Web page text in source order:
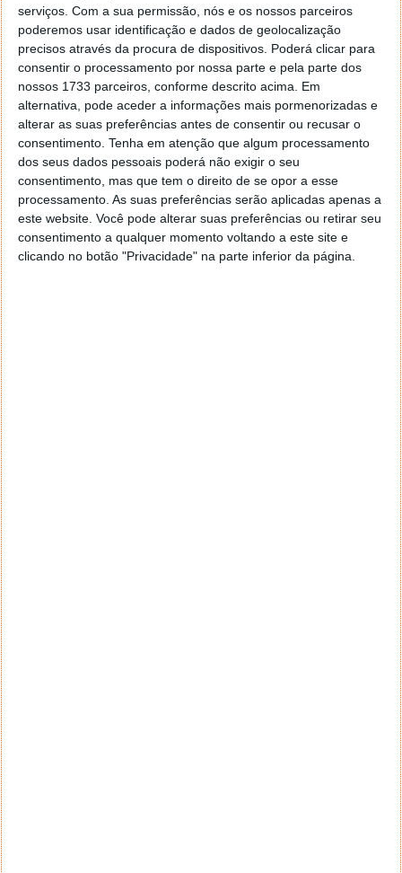
serviços. Com a sua permissão, nós e os nossos parceiros
poderemos usar identificação e dados de geolocalização
precisos através da procura de dispositivos. Poderá clicar para
consentir o processamento por nossa parte e pela parte dos
nossos 1733 parceiros, conforme descrito acima. Em
alternativa, pode aceder a informações mais pormenorizadas e
alterar as suas preferências antes de consentir ou recusar o
consentimento. Tenha em atenção que algum processamento
dos seus dados pessoais poderá não exigir o seu
consentimento, mas que tem o direito de se opor a esse
processamento. As suas preferências serão aplicadas apenas a
este website. Você pode alterar suas preferências ou retirar seu
consentimento a qualquer momento voltando a este site e
clicando no botão "Privacidade" na parte inferior da página.
Vampyr e a maldição do sangue
23 JUN 2017·JOGOS
A E3 trouxe consigo muitas novidades sobre os
novos jogos que se encontram em desenvolvimento
e/ou prestes a ser lançados no mercado.
Vampyr é precisamente um desses novos títulos que
se encontra a cargo da Focus Home Interactive, que
nos leva ao Mundo dos Vampiros mas sob uma nova
perspectiva… moral.